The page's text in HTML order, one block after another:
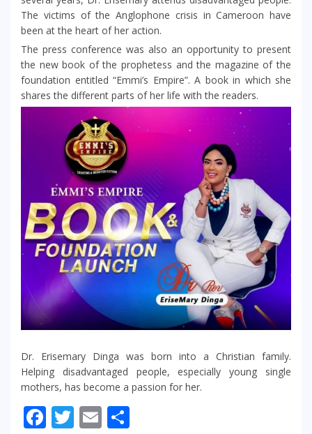
The victims of the Anglophone crisis in Cameroon have
been at the heart of her action.
The press conference was also an opportunity to present
the new book of the prophetess and the magazine of the
foundation entitled “Emmi’s Empire”. A book in which she
shares the different parts of her life with the readers.
Dr. Erisemary Dinga was born into a Christian family.
Helping disadvantaged people, especially young single
mothers, has become a passion for her.
Facebook
Twitter
Email